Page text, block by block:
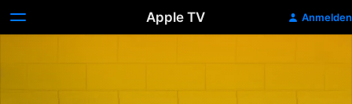
Apple TV Anmelden